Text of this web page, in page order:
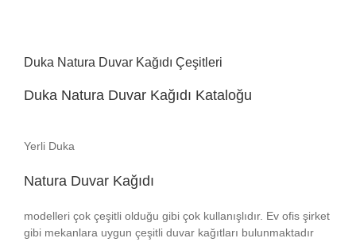
Duka Natura Duvar Kağıdı Çeşitleri
Duka Natura Duvar Kağıdı Kataloğu
Yerli Duka
Natura Duvar Kağıdı
modelleri çok çeşitli olduğu gibi çok kullanışlıdır. Ev ofis şirket
gibi mekanlara uygun çeşitli duvar kağıtları bulunmaktadır